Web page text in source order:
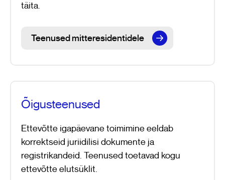
täita.
Teenused mitteresidentidele
Õigusteenused
Ettevõtte igapäevane toimimine eeldab
korrektseid juriidilisi dokumente ja
registrikandeid. Teenused toetavad kogu
ettevõtte elutsüklit.